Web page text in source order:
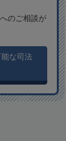
のご相談が
な司法